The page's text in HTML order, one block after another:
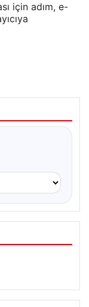
için adım, e-